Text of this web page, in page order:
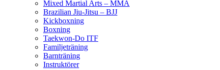
Mixed Martial Arts – MMA
Brazilian Jiu-Jitsu – BJJ
Kickboxning
Boxning
Taekwon-Do ITF
Familjeträning
Barnträning
Instruktörer